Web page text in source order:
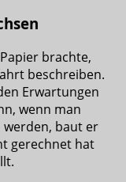
brachte,
beschreiben.
Erwartungen
wenn man
werden, baut er
gerechnet hat